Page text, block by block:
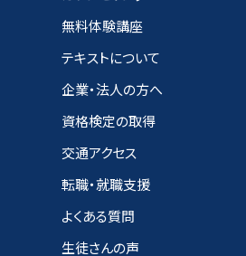
無料体験講座
テキストについて
企業・法人の方へ
資格検定の取得
交通アクセス
転職・就職支援
よくある質問
生徒さんの声